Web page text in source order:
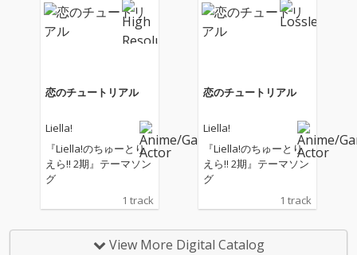
恋のチュートリアル
Liella!
『Liella!のちゅーとり
えら!! 2期』テーマソン
グ
1 track
恋のチュートリアル
Liella!
『Liella!のちゅーとり
えら!! 2期』テーマソン
グ
1 track
View More Digital Catalog